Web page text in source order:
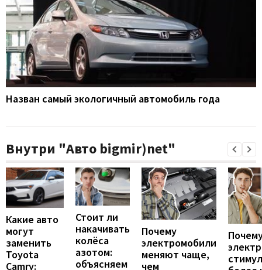
Назван самый экологичный автомобиль года
Внутри "Авто bigmir)net"
Какие авто
могут
заменить
Toyota
Camry:
Стоит ли
накачивать
колёса
азотом:
объясняем
Почему
электромобили
меняют чаще,
чем